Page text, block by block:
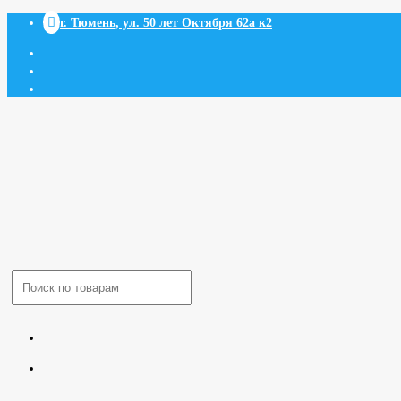
 г. Тюмень, ул. 50 лет Октября 62а к2